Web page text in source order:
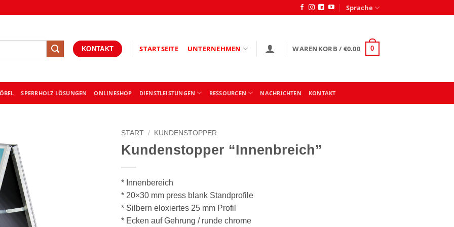
Sprache
KONTAKT STARTSEITE UNTERNEHMEN WARENKORB / €0.00 0
SPERRHOLZ LÖSUNGEN ONLINESHOP DIENSTLEISTUNGEN RESSOURCEN NACHRICHTEN KONTAKT
START / KUNDENSTOPPER
Kundenstopper “Innenbreich”
* Innenbereich
* 20×30 mm press blank Standprofile
* Silbern eloxiertes 25 mm Profil
* Ecken auf Gehrung / runde chrome